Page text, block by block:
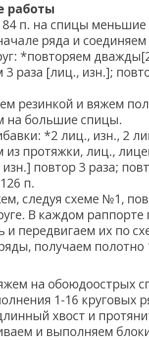
работы
п. на спицы
ряда и соединяем
*повторяем
3 раза [лиц., изн.];
резинкой и вяжем
на большие спицы.
*2 лиц., изн., 2
из протяжки, лиц.,
повтор 3 раза;
п.
следуя схеме №1,
В каждом
и передвигаем их по
получаем полотно
на обоюдоострых
1-16 круговых
хвост и
и выполняем